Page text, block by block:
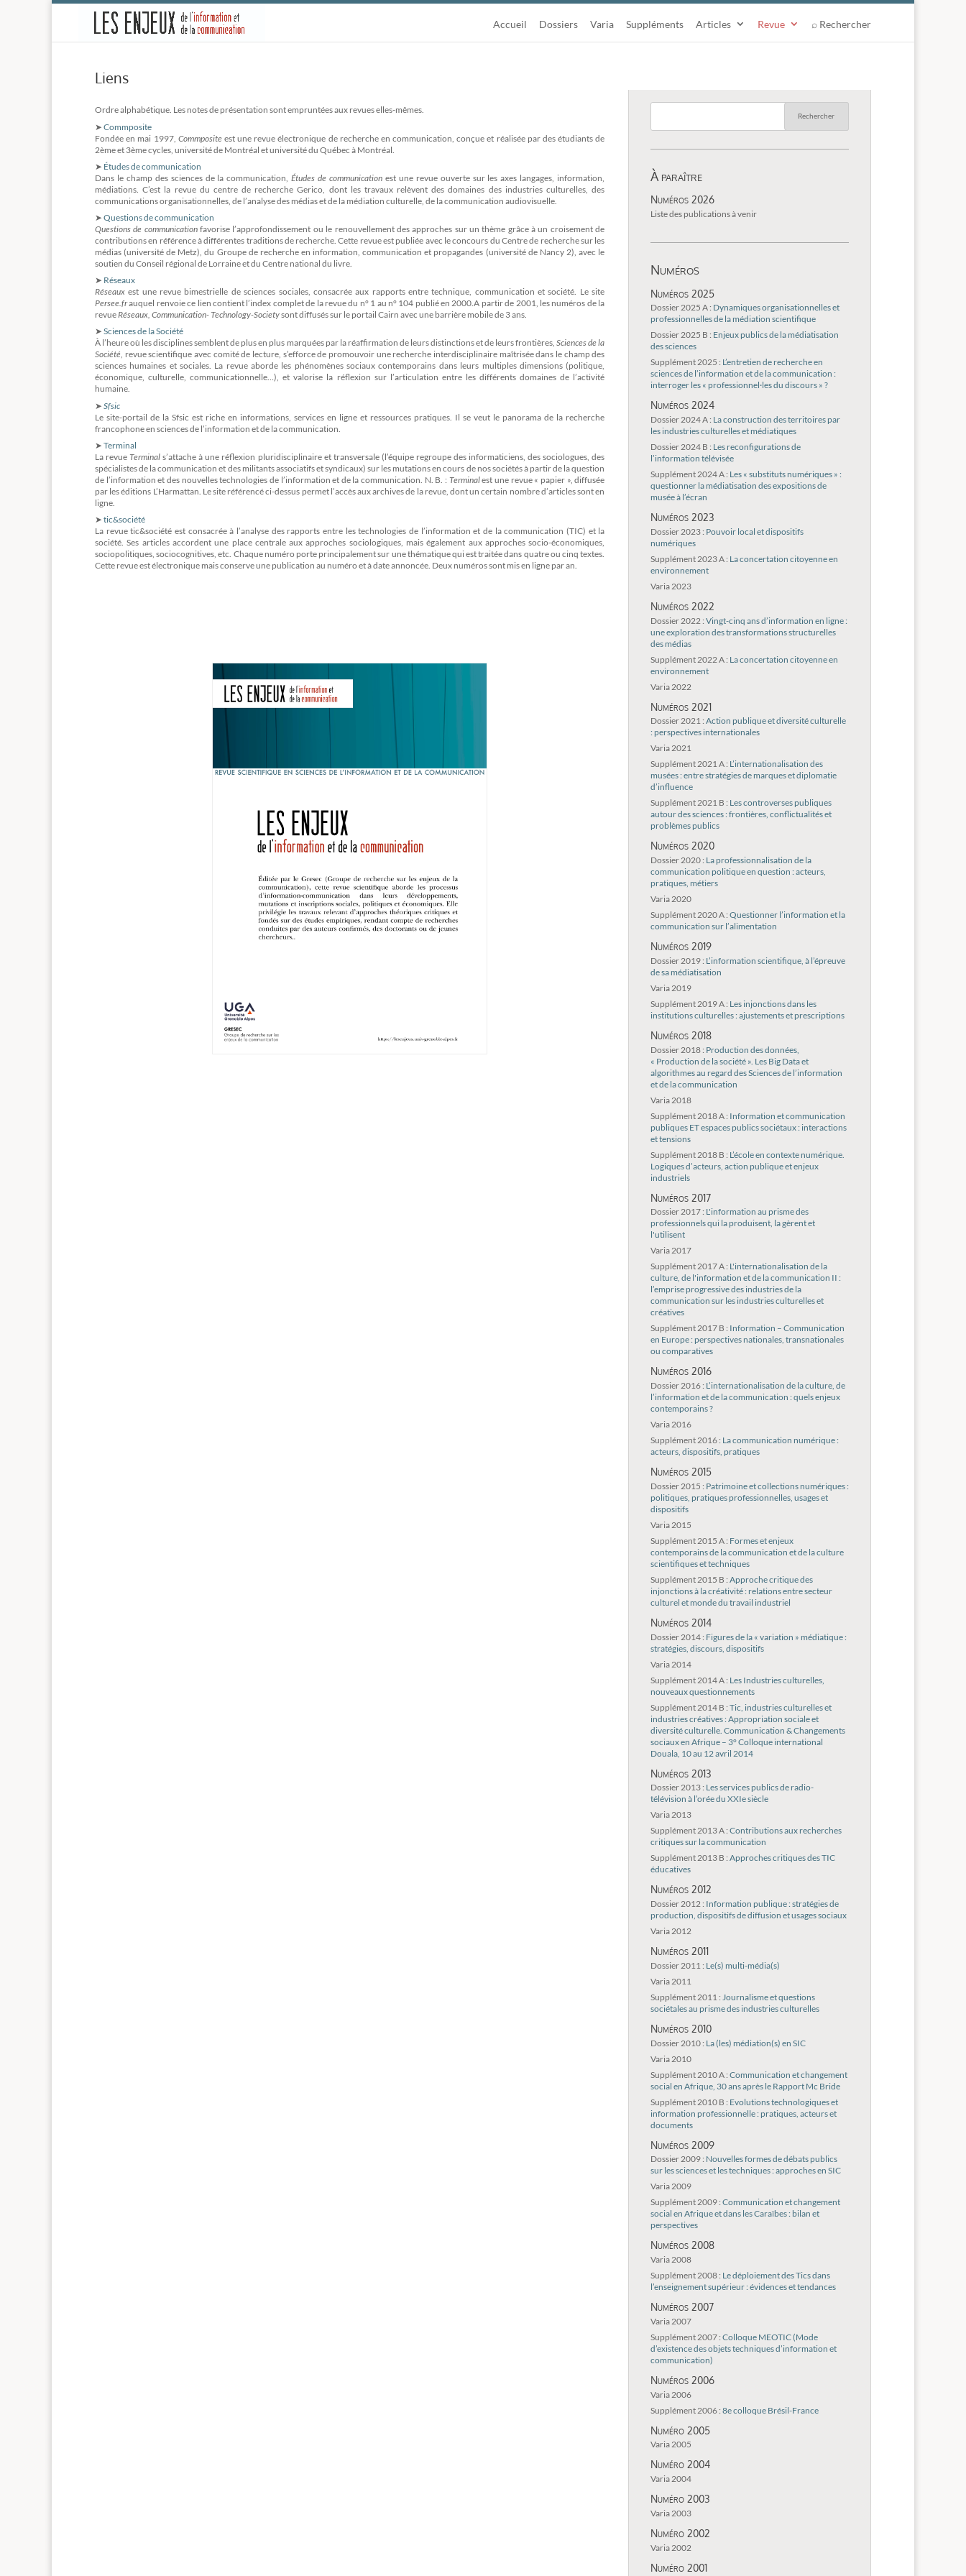
-
Accueil Dossiers Varia Suppléments Articles Revue ⌕ Rechercher
Liens
Ordre alphabétique. Les notes de présentation sont empruntées aux revues elles-mêmes.
➤ Commposite
Fondée en mai 1997, Commpositeest une revue électronique de recherche en communication, conçue et réalisée par des étudiants de
2ème et 3ème cycles, université de Montréal et université du Québec à Montréal.
➤ Études de communication
Dans le champ des sciences de la communication,Études de communication est une revue ouverte sur les axes langages, information,
médiations. C’est la revue du centre de recherche Gerico, dont les travaux relèvent des domaines des industries culturelles, des
communications organisationnelles, de l’analyse des médias et de la médiation culturelle, de la communication audiovisuelle.
➤ Questions de communication
Questions de communicationfavorise l’approfondissement ou le renouvellement des approches sur un thème grâce à un croisement de
contributions en référence à différentes traditions de recherche. Cette revue est publiée avec le concours du Centre de recherche sur les
médias (université de Metz), du Groupe de recherche en information, communication et propagandes (université de Nancy 2), avec le
soutien du Conseil régional de Lorraine et du Centre national du livre.
➤ Réseaux
Réseaux est une revue bimestrielle de sciences sociales, consacrée aux rapports entre technique, communication et société. Le site
Persee.frauquel renvoie ce lien contient l’index complet de la revue du n° 1 au n° 104 publié en 2000.A partir de 2001, les numéros de la
revueRéseaux, Communication- Technology-Societysont diffusés sur le portail Cairn avec une barrière mobile de 3 ans.
➤ Sciences de la Société
À l’heure où les disciplines semblent de plus en plus marquées par la réaffirmation de leurs distinctions et de leurs frontières,Sciences de la
Société, revue scientifique avec comité de lecture, s’efforce de promouvoir une recherche interdisciplinaire maîtrisée dans le champ des
sciences humaines et sociales. La revue aborde les phénomènes sociaux contemporains dans leurs multiples dimensions (politique,
économique, culturelle, communicationnelle…), et valorise la réflexion sur l’articulation entre les différents domaines de l’activité
humaine.
➤ Sfsic
Le site-portail de la Sfsic est riche en informations, services en ligne et ressources pratiques. Il se veut le panorama de la recherche
francophone en sciences de l’information et de la communication.
➤ Terminal
La revueTerminal s’attache à une réflexion pluridisciplinaire et transversale (l’équipe regroupe des informaticiens, des sociologues, des
spécialistes de la communication et des militants associatifs et syndicaux) sur les mutations en cours de nos sociétés à partir de la question
de l’information et des nouvelles technologies de l’information et de la communication. N. B. : Terminalest une revue « papier », diffusée
par les éditions L’Harmattan. Le site référencé ci-dessus permet l’accès aux archives de la revue, dont un certain nombre d’articles sont en
ligne.
➤ tic&société
La revue tic&société est consacrée à l’analyse des rapports entre les technologies de l’information et de la communication (TIC) et la
société. Ses articles accordent une place centrale aux approches sociologiques, mais également aux approches socio-économiques,
sociopolitiques, sociocognitives, etc. Chaque numéro porte principalement sur une thématique qui est traitée dans quatre ou cinq textes.
Cette revue est électronique mais conserve une publication au numéro et à date annoncée. Deux numéros sont mis en ligne par an.
À paraître
Numéros 2026
Liste des publications à venir
Numéros
Numéros 2025
Dossier 2025 A : Dynamiques organisationnelles et
professionnelles de la médiation scientifique
Dossier 2025 B : Enjeux publics de la médiatisation
des sciences
Supplément 2025 : L’entretien de recherche en
sciences de l’information et de la communication :
interroger les « professionnel·les du discours » ?
Numéros 2024
Dossier 2024 A : La construction des territoires par
les industries culturelles et médiatiques
Dossier 2024 B : Les reconfigurations de
l’information télévisée
Supplément 2024 A : Les « substituts numériques » :
questionner la médiatisation des expositions de
musée à l’écran
Numéros 2023
Dossier 2023 : Pouvoir local et dispositifs
numériques
Supplément 2023 A : La concertation citoyenne en
environnement
Varia 2023
Numéros 2022
Dossier 2022 : Vingt-cinq ans d’information en ligne :
une exploration des transformations structurelles
des médias
Supplément 2022 A : La concertation citoyenne en
environnement
Varia 2022
Numéros 2021
Dossier 2021 : Action publique et diversité culturelle
: perspectives internationales
Varia 2021
Supplément 2021 A : L’internationalisation des
musées : entre stratégies de marques et diplomatie
d’influence
Supplément 2021 B : Les controverses publiques
autour des sciences : frontières, conflictualités et
problèmes publics
Numéros 2020
Dossier 2020 : La professionnalisation de la
communication politique en question : acteurs,
pratiques, métiers
Varia 2020
Supplément 2020 A : Questionner l’information et la
communication sur l’alimentation
Numéros 2019
Dossier 2019 : L’information scientifique, à l’épreuve
de sa médiatisation
Varia 2019
Supplément 2019 A : Les injonctions dans les
institutions culturelles : ajustements et prescriptions
Numéros 2018
Dossier 2018 : Production des données,
« Production de la société ». Les Big Data et
algorithmes au regard des Sciences de l’information
et de la communication
Varia 2018
Supplément 2018 A : Information et communication
publiques ET espaces publics sociétaux : interactions
et tensions
Supplément 2018 B : L’école en contexte numérique.
Logiques d’acteurs, action publique et enjeux
industriels
Numéros 2017
Dossier 2017 : L'information au prisme des
professionnels qui la produisent, la gèrent et
l'utilisent
Varia 2017
Supplément 2017 A : L'internationalisation de la
culture, de l'information et de la communication II :
l’emprise progressive des industries de la
communication sur les industries culturelles et
créatives
Supplément 2017 B : Information – Communication
en Europe : perspectives nationales, transnationales
ou comparatives
Numéros 2016
Dossier 2016 : L’internationalisation de la culture, de
l’information et de la communication : quels enjeux
contemporains ?
Varia 2016
Supplément 2016 : La communication numérique :
acteurs, dispositifs, pratiques
Numéros 2015
Dossier 2015 : Patrimoine et collections numériques :
politiques, pratiques professionnelles, usages et
dispositifs
Varia 2015
Supplément 2015 A : Formes et enjeux
contemporains de la communication et de la culture
scientifiques et techniques
Supplément 2015 B : Approche critique des
injonctions à la créativité : relations entre secteur
culturel et monde du travail industriel
Numéros 2014
Dossier 2014 : Figures de la « variation » médiatique :
stratégies, discours, dispositifs
Varia 2014
Supplément 2014 A : Les Industries culturelles,
nouveaux questionnements
Supplément 2014 B : Tic, industries culturelles et
industries créatives : Appropriation sociale et
diversité culturelle. Communication & Changements
sociaux en Afrique – 3° Colloque international
Douala, 10 au 12 avril 2014
Numéros 2013
Dossier 2013 : Les services publics de radio-
télévision à l’orée du XXIe siècle
Varia 2013
Supplément 2013 A : Contributions aux recherches
critiques sur la communication
Supplément 2013 B : Approches critiques des TIC
éducatives
Numéros 2012
Dossier 2012 : Information publique : stratégies de
production, dispositifs de diffusion et usages sociaux
Varia 2012
Numéros 2011
Dossier 2011 : Le(s) multi-média(s)
Varia 2011
Supplément 2011 : Journalisme et questions
sociétales au prisme des industries culturelles
Numéros 2010
Dossier 2010 : La (les) médiation(s) en SIC
Varia 2010
Supplément 2010 A : Communication et changement
social en Afrique, 30 ans après le Rapport Mc Bride
Supplément 2010 B : Evolutions technologiques et
information professionnelle : pratiques, acteurs et
documents
Numéros 2009
Dossier 2009 : Nouvelles formes de débats publics
sur les sciences et les techniques : approches en SIC
Varia 2009
Supplément 2009 : Communication et changement
social en Afrique et dans les Caraïbes : bilan et
perspectives
Numéros 2008
Varia 2008
Supplément 2008 : Le déploiement des Tics dans
l’enseignement supérieur : évidences et tendances
Numéros 2007
Varia 2007
Supplément 2007 : Colloque MEOTIC (Mode
d’existence des objets techniques d’information et
communication)
Numéros 2006
Varia 2006
Supplément 2006 : 8e colloque Brésil-France
Numéro 2005
Varia 2005
Numéro 2004
Varia 2004
Numéro 2003
Varia 2003
Numéro 2002
Varia 2002
Numéro 2001